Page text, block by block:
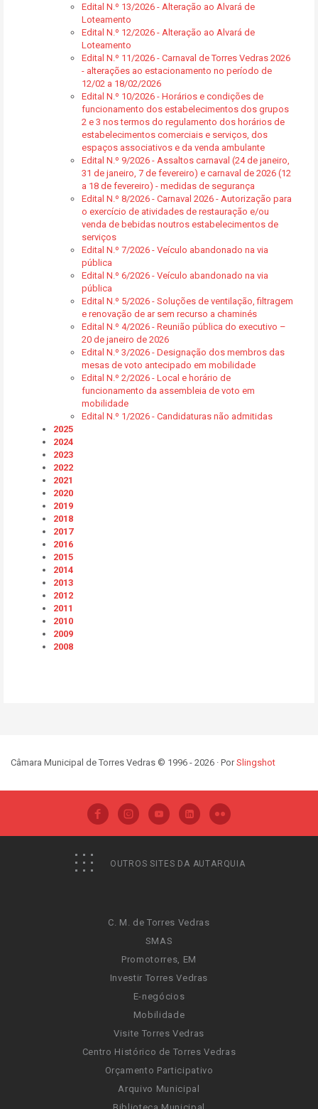
Edital N.º 13/2026 - Alteração ao Alvará de
Loteamento
Edital N.º 12/2026 - Alteração ao Alvará de
Loteamento
Edital N.º 11/2026 - Carnaval de Torres Vedras 2026
- alterações ao estacionamento no período de
12/02 a 18/02/2026
Edital N.º 10/2026 - Horários e condições de
funcionamento dos estabelecimentos dos grupos
2 e 3 nos termos do regulamento dos horários de
estabelecimentos comerciais e serviços, dos
espaços associativos e da venda ambulante
Edital N.º 9/2026 - Assaltos carnaval (24 de janeiro,
31 de janeiro, 7 de fevereiro) e carnaval de 2026 (12
a 18 de fevereiro) - medidas de segurança
Edital N.º 8/2026 - Carnaval 2026 - Autorização para
o exercício de atividades de restauração e/ou
venda de bebidas noutros estabelecimentos de
serviços
Edital N.º 7/2026 - Veículo abandonado na via
pública
Edital N.º 6/2026 - Veículo abandonado na via
pública
Edital N.º 5/2026 - Soluções de ventilação, filtragem
e renovação de ar sem recurso a chaminés
Edital N.º 4/2026 - Reunião pública do executivo –
20 de janeiro de 2026
Edital N.º 3/2026 - Designação dos membros das
mesas de voto antecipado em mobilidade
Edital N.º 2/2026 - Local e horário de
funcionamento da assembleia de voto em
mobilidade
Edital N.º 1/2026 - Candidaturas não admitidas
2025
2024
2023
2022
2021
2020
2019
2018
2017
2016
2015
2014
2013
2012
2011
2010
2009
2008
Câmara Municipal de Torres Vedras © 1996 - 2026 · PorSlingshot
OUTROS SITES DA AUTARQUIA
C. M. de Torres Vedras
SMAS
Promotorres, EM
Investir Torres Vedras
E-negócios
Mobilidade
Visite Torres Vedras
Centro Histórico de Torres Vedras
Orçamento Participativo
Arquivo Municipal